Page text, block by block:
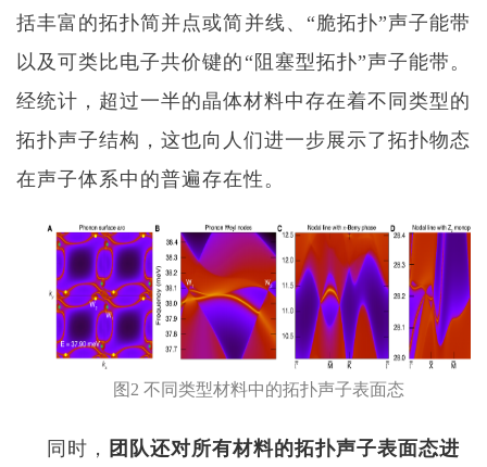
括丰富的拓扑简并点或简并线、 “脆拓扑”声子能带
以及可类比电子共价键的 “ 阻塞型拓扑”声子能带。
经统计，超过一半的晶体材料中存在着不同类型的
拓扑声子结构，这也向人们进一步展示了拓扑物态
在声子体系中的普遍存在性。
图 2 不同类型材料中的拓扑声子表面态
同时， 团队还对所有材料的拓扑声子表面态进